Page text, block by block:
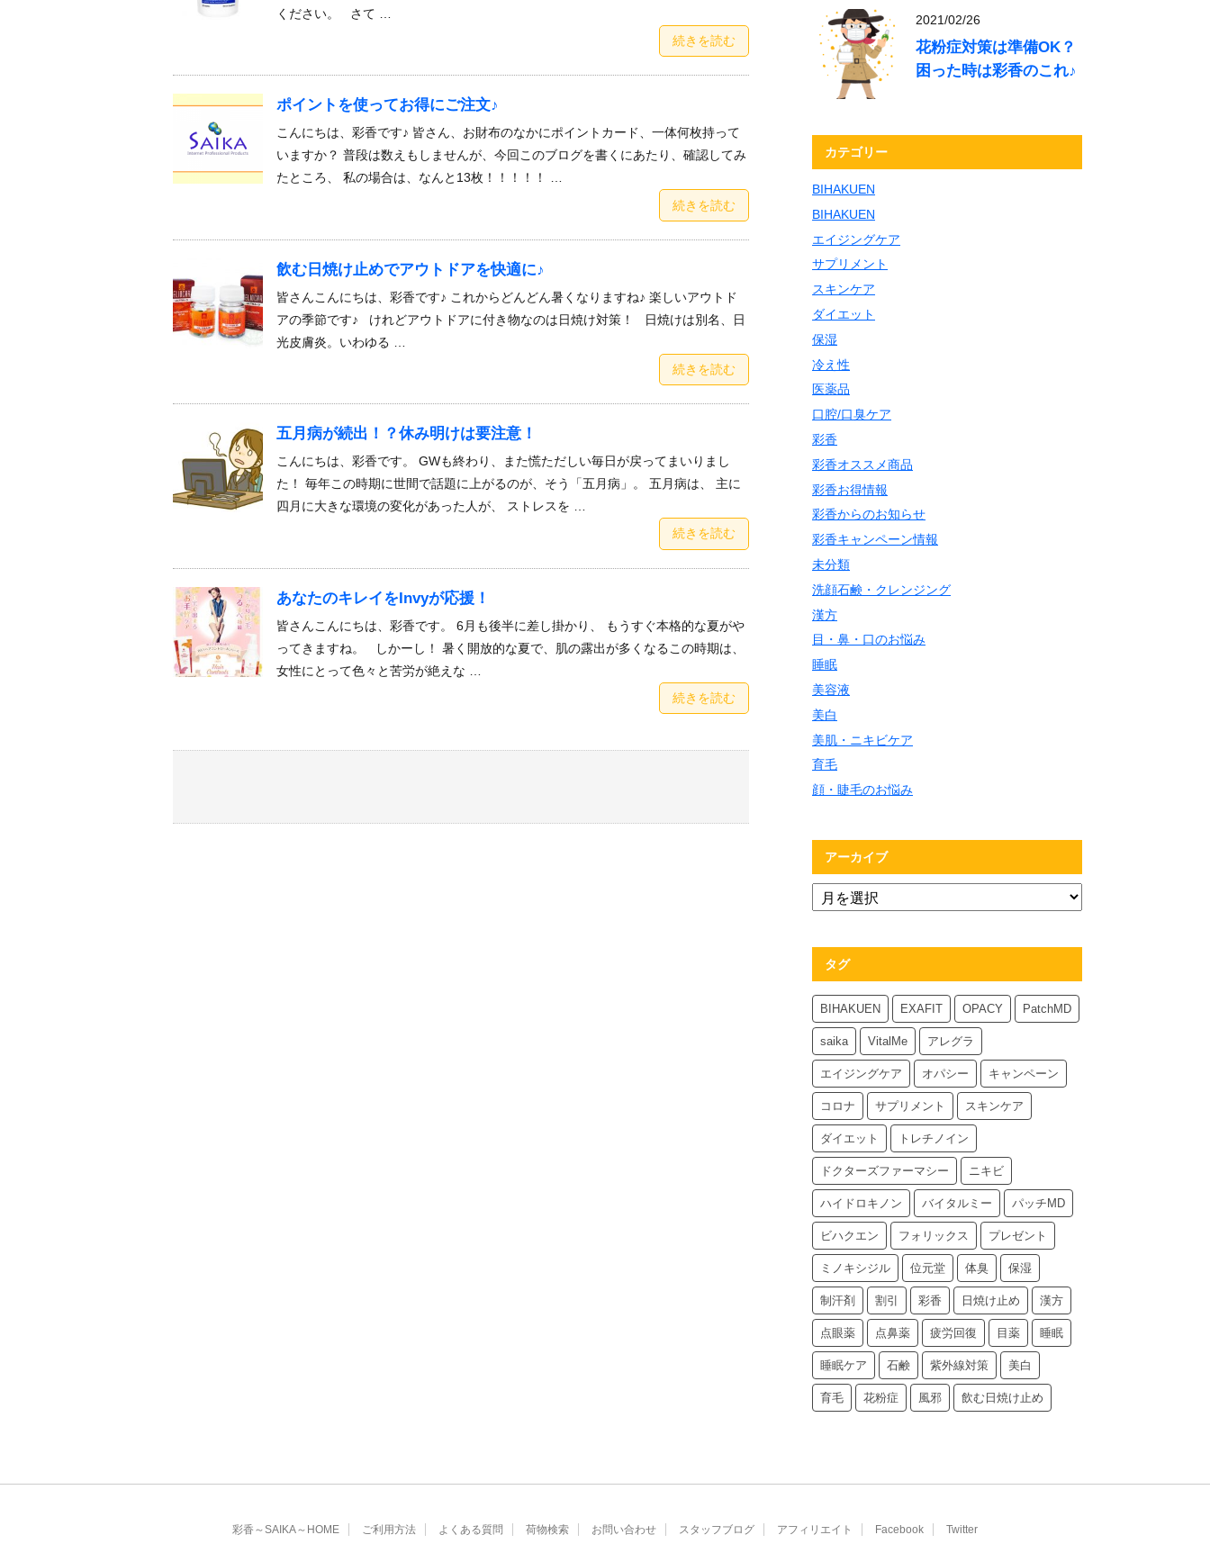
ください。 さて …
続きを読む
ポイントを使ってお得にご注文♪
こんにちは、彩香です♪ 皆さん、お財布のなかにポイントカード、一体何枚持って
いますか？ 普段は数えもしませんが、今回このブログを書くにあたり、確認してみ
たところ、 私の場合は、なんと13枚！！！！！ …
続きを読む
飲む日焼け止めでアウトドアを快適に♪
皆さんこんにちは、彩香です♪ これからどんどん暑くなりますね♪ 楽しいアウトド
アの季節です♪ けれどアウトドアに付き物なのは日焼け対策！ 日焼けは別名、日
光皮膚炎。いわゆる …
続きを読む
五月病が続出！？休み明けは要注意！
こんにちは、彩香です。 GWも終わり、また慌ただしい毎日が戻ってまいりまし
た！ 毎年この時期に世間で話題に上がるのが、そう「五月病」。 五月病は、 主に
四月に大きな環境の変化があった人が、 ストレスを …
続きを読む
あなたのキレイをInvyが応援！
皆さんこんにちは、彩香です。 6月も後半に差し掛かり、 もうすぐ本格的な夏がや
ってきますね。 しかーし！ 暑く開放的な夏で、肌の露出が多くなるこの時期は、
女性にとって色々と苦労が絶えな …
続きを読む
2021/02/26
花粉症対策は準備OK？
困った時は彩香のこれ♪
カテゴリー
BIHAKUEN
BIHAKUEN
エイジングケア
サプリメント
スキンケア
ダイエット
保湿
冷え性
医薬品
口腔/口臭ケア
彩香
彩香オススメ商品
彩香お得情報
彩香からのお知らせ
彩香キャンペーン情報
未分類
洗顔石鹸・クレンジング
漢方
目・鼻・口のお悩み
睡眠
美容液
美白
美肌・ニキビケア
育毛
顔・睫毛のお悩み
アーカイブ
タグ
BIHAKUEN EXAFIT OPACY PatchMD
saika VitalMe アレグラ
エイジングケア オパシー キャンペーン
コロナ サプリメント スキンケア
ダイエット トレチノイン
ドクターズファーマシー ニキビ
ハイドロキノン バイタルミー パッチMD
ビハクエン フォリックス プレゼント
ミノキシジル 位元堂 体臭 保湿
制汗剤 割引 彩香 日焼け止め 漢方
点眼薬 点鼻薬 疲労回復 目薬 睡眠
睡眠ケア 石鹸 紫外線対策 美白
育毛 花粉症 風邪 飲む日焼け止め
彩香～SAIKA～HOME ご利用方法 よくある質問 荷物検索 お問い合わせ スタッフブログ アフィリエイト Facebook Twitter